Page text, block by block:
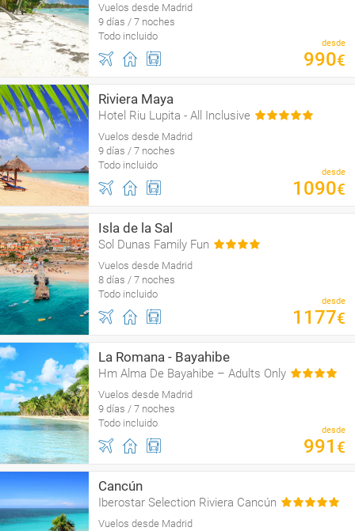
Vuelos desde Madrid
9 días / 7 noches
Todo incluido
desde
990€
Riviera Maya
Hotel Riu Lupita - All Inclusive
Vuelos desde Madrid
9 días / 7 noches
Todo incluido
desde
1090€
Isla de la Sal
Sol Dunas Family Fun
Vuelos desde Madrid
8 días / 7 noches
Todo incluido
desde
1177€
La Romana - Bayahibe
Hm Alma De Bayahibe – Adults Only
Vuelos desde Madrid
9 días / 7 noches
Todo incluido
desde
991 €
Cancún
Iberostar Selection Riviera Cancún
Vuelos desde Madrid